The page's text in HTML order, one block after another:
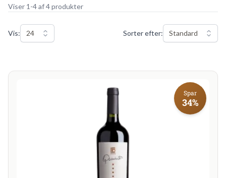
Viser 1-4 af 4 produkter
Vis: 24 Sorter efter: Standard
Spar
34%